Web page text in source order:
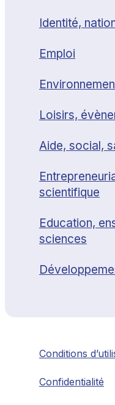
Identité,
Emploi
Loisirs,
Aide, social,
scientifique
Education,
sciences
Conditions
Confidentialité